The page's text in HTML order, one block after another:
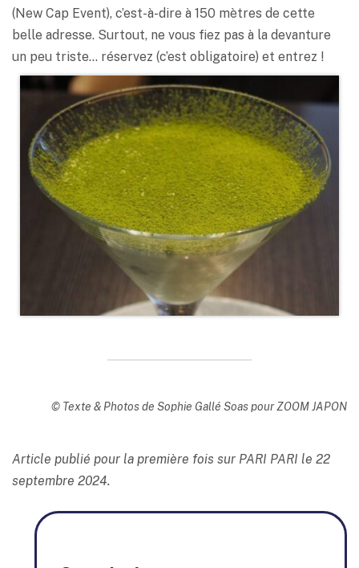
(New Cap Event), c’est-à-dire à 150 mètres de cette
belle adresse. Surtout, ne vous fiez pas à la devanture
un peu triste… réservez (c’est obligatoire) et entrez !
© Texte & Photos de Sophie Gallé Soas pour ZOOM JAPON
Article publié pour la première fois sur PARI PARI le 22
septembre 2024.